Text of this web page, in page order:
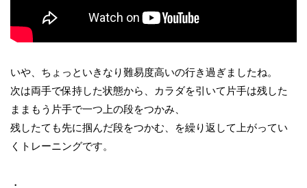
いや、ちょっといきなり難易度高いの行き過ぎましたね。
次は両手で保持した状態から、カラダを引いて片手は残した
ままもう片手で一つ上の段をつかみ、
残したても先に掴んだ段をつかむ、を繰り返して上がってい
くトレーニングです。
・